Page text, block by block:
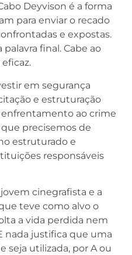
Deyvison é a forma
para enviar o recado
e expostas.
final. Cabe ao
em segurança
e estruturação
enfrentamento ao crime
precisemos de
estruturado e
responsáveis
cinegrafista e a
teve como alvo o
a vida perdida nem
nada justifica que uma
seja utilizada, por A ou